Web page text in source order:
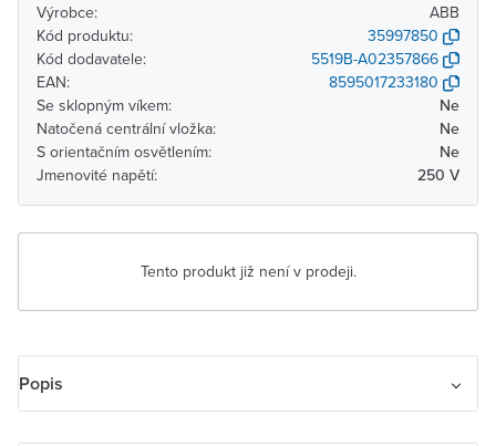
Výrobce:
ABB
Kód produktu:
35997850
Kód dodavatele:
5519B-A02357866
EAN:
8595017233180
Se sklopným víkem:
Ne
Natočená centrální vložka:
Ne
S orientačním osvětlením:
Ne
Jmenovité napětí:
250 V
Tento produkt již není v prodeji.
Popis